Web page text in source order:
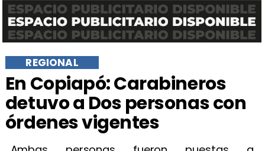
En Copiapó: Carabineros
detuvo a Dos personas con
órdenes vigentes
REGIONAL